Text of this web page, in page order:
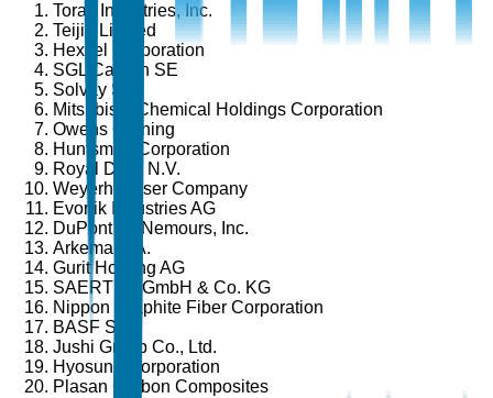
Toray Industries, Inc.
Teijin Limited
Hexcel Corporation
SGL Carbon SE
Solvay S.A.
Mitsubishi Chemical Holdings Corporation
Owens Corning
Huntsman Corporation
Royal DSM N.V.
Weyerhaeuser Company
Evonik Industries AG
DuPont de Nemours, Inc.
Arkema S.A.
Gurit Holding AG
SAERTEX GmbH & Co. KG
Nippon Graphite Fiber Corporation
BASF SE
Jushi Group Co., Ltd.
Hyosung Corporation
Plasan Carbon Composites